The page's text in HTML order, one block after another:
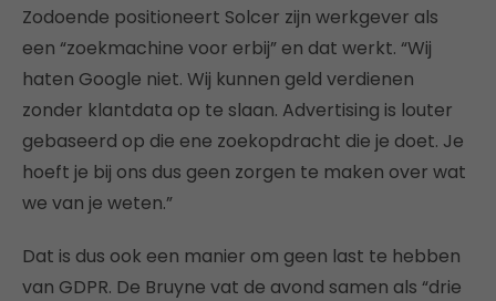
Zodoende positioneert Solcer zijn werkgever als
een “zoekmachine voor erbij” en dat werkt. “Wij
haten Google niet. Wij kunnen geld verdienen
zonder klantdata op te slaan. Advertising is louter
gebaseerd op die ene zoekopdracht die je doet. Je
hoeft je bij ons dus geen zorgen te maken over wat
we van je weten.”
Dat is dus ook een manier om geen last te hebben
van GDPR. De Bruyne vat de avond samen als “drie